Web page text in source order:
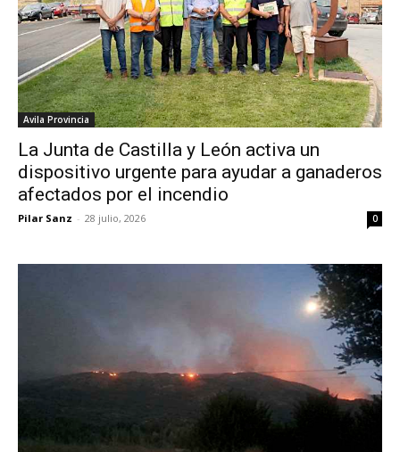
Avila Provincia
La Junta de Castilla y León activa un
dispositivo urgente para ayudar a ganaderos
afectados por el incendio
Pilar Sanz - 28 julio, 2026 0